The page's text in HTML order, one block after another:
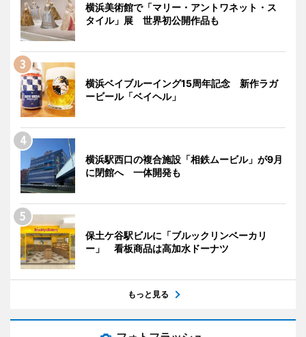
横浜美術館で「マリー・アントワネット・ス
タイル」展 世界初公開作品も
横浜ベイブルーイング15周年記念 新作ラガ
ービール「ベイヘル」
横浜駅西口の複合施設「相鉄ムービル」が9月
に閉館へ 一体開発も
保土ケ谷駅ビルに「ブルックリンベーカリ
ー」 看板商品は高加水ドーナツ
もっと見る